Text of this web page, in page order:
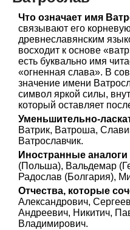
Что означает имя
связывают его
древнеславянским
восходит к основе
есть буквально имя
«огненная слава». В
значение имени
символ яркой силы,
который оставляет
Уменьшительно-
Ватрик, Ватроша,
Ватрославчик.
Иностранные
(Польша), Вальдемар
Радослав (Болгария),
Отчества, которые
Александрович,
Андреевич, Никитич,
Владимирович.